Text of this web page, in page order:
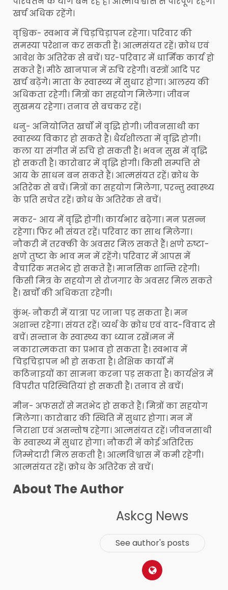
खर्च अधिक रहेंगे।
वृश्चिक- स्वभाव में चिड़चिड़ापन रहेगा। परिवार की
समस्या परेशान कर सकती हैं। आत्मसंयत रहें। क्रोध एवं
आवेश के अतिरेक से बचें। घर-परिवार में धार्मिक कार्य हो
सकते हैं। मीठे खानपान में रुचि रहेगी। वस्त्रों आदि पर
खर्च बढ़ेंगे। माता के स्वास्थ्‍य में सुधार होगा। आलस्य की
अधिकता रहेगी। मित्रों का सहयोग मिलेगा। जीवन
सुखमय रहेगा। तनाव से बचकर रहें।
धनु- अनियोजित खर्चों में वृद्धि होगी। जीवनसाथी का
स्वास्थ्‍य विकार हो सकते हैं। धैर्यशीलता में वृद्धि होगी।
कला या संगीत में रुचि हो सकती है। भवन सुख में वृद्धि
हो सकती है। कारोबार में वृद्धि होगी। किसी सम्पत्ति से
आय के साधन बन सकते हैं। आत्मसंयत रहें। क्रोध के
अतिरेक से बचें। मित्रों का सहयोग मिलेगा, परन्तु स्वास्थ्य
के प्रति सचेत रहें। क्रोध के अतिरेक से बचें।
मकर- आय में वृद्धि होगी। कार्यभार बढ़ेगा। मन प्रसन्न
रहेगा। फिर भी संयत रहें। परिवार का साथ मिलेगा।
नौकरी में तरक्की के अवसर मिल सकते हैं। क्षणे रुष्टा-
क्षणे तुष्टा के भाव मन में रहेंगे। परिवार में आपस में
वैचारिक मतभेद हो सकते हैं। मानसिक शान्ति रहेगी।
किसी मित्र के सहयोग से रोजगार के अवसर मिल सकते
हैं। खर्चों की अधिकता रहेगी।
कुंभ-़ नौकरी में यात्रा पर जाना पड़ सकता है। मन
अशान्त रहेगा। संयत रहें। व्यर्थ के क्रोध एवं वाद-विवाद से
बचें। सन्तान के स्वास्थ्य का ध्यान रखें।मन में
नकारात्मकता का प्रभाव हो सकता है। स्वभाव में
चिड़चिड़ापन भी हो सकता है। शैक्षिक कार्यों में
कठिनाइयों का सामना करना पड़ सकता है। कार्यक्षेत्र में
विपरीत परिस्थितियां हो सकती हैं। तनाव से बचें।
मीन- अफसरों से मतभेद हो सकते हैं। मित्रों का सहयोग
मिलेगा। कारोबार की स्थिति में सुधार होगा। मन में
निराशा एवं असन्तोष रहेगा। आत्मसंयत रहें। जीवनसाथी
के स्वास्थ्य में सुधार होगा। नौकरी में कोई अतिरिक्त
जिम्मेदारी मिल सकती है। आत्मविश्वास में कमी रहेगी।
आत्मसंयत रहें। क्रोध के अतिरेक से बचें।
About The Author
Askcg News
See author's posts